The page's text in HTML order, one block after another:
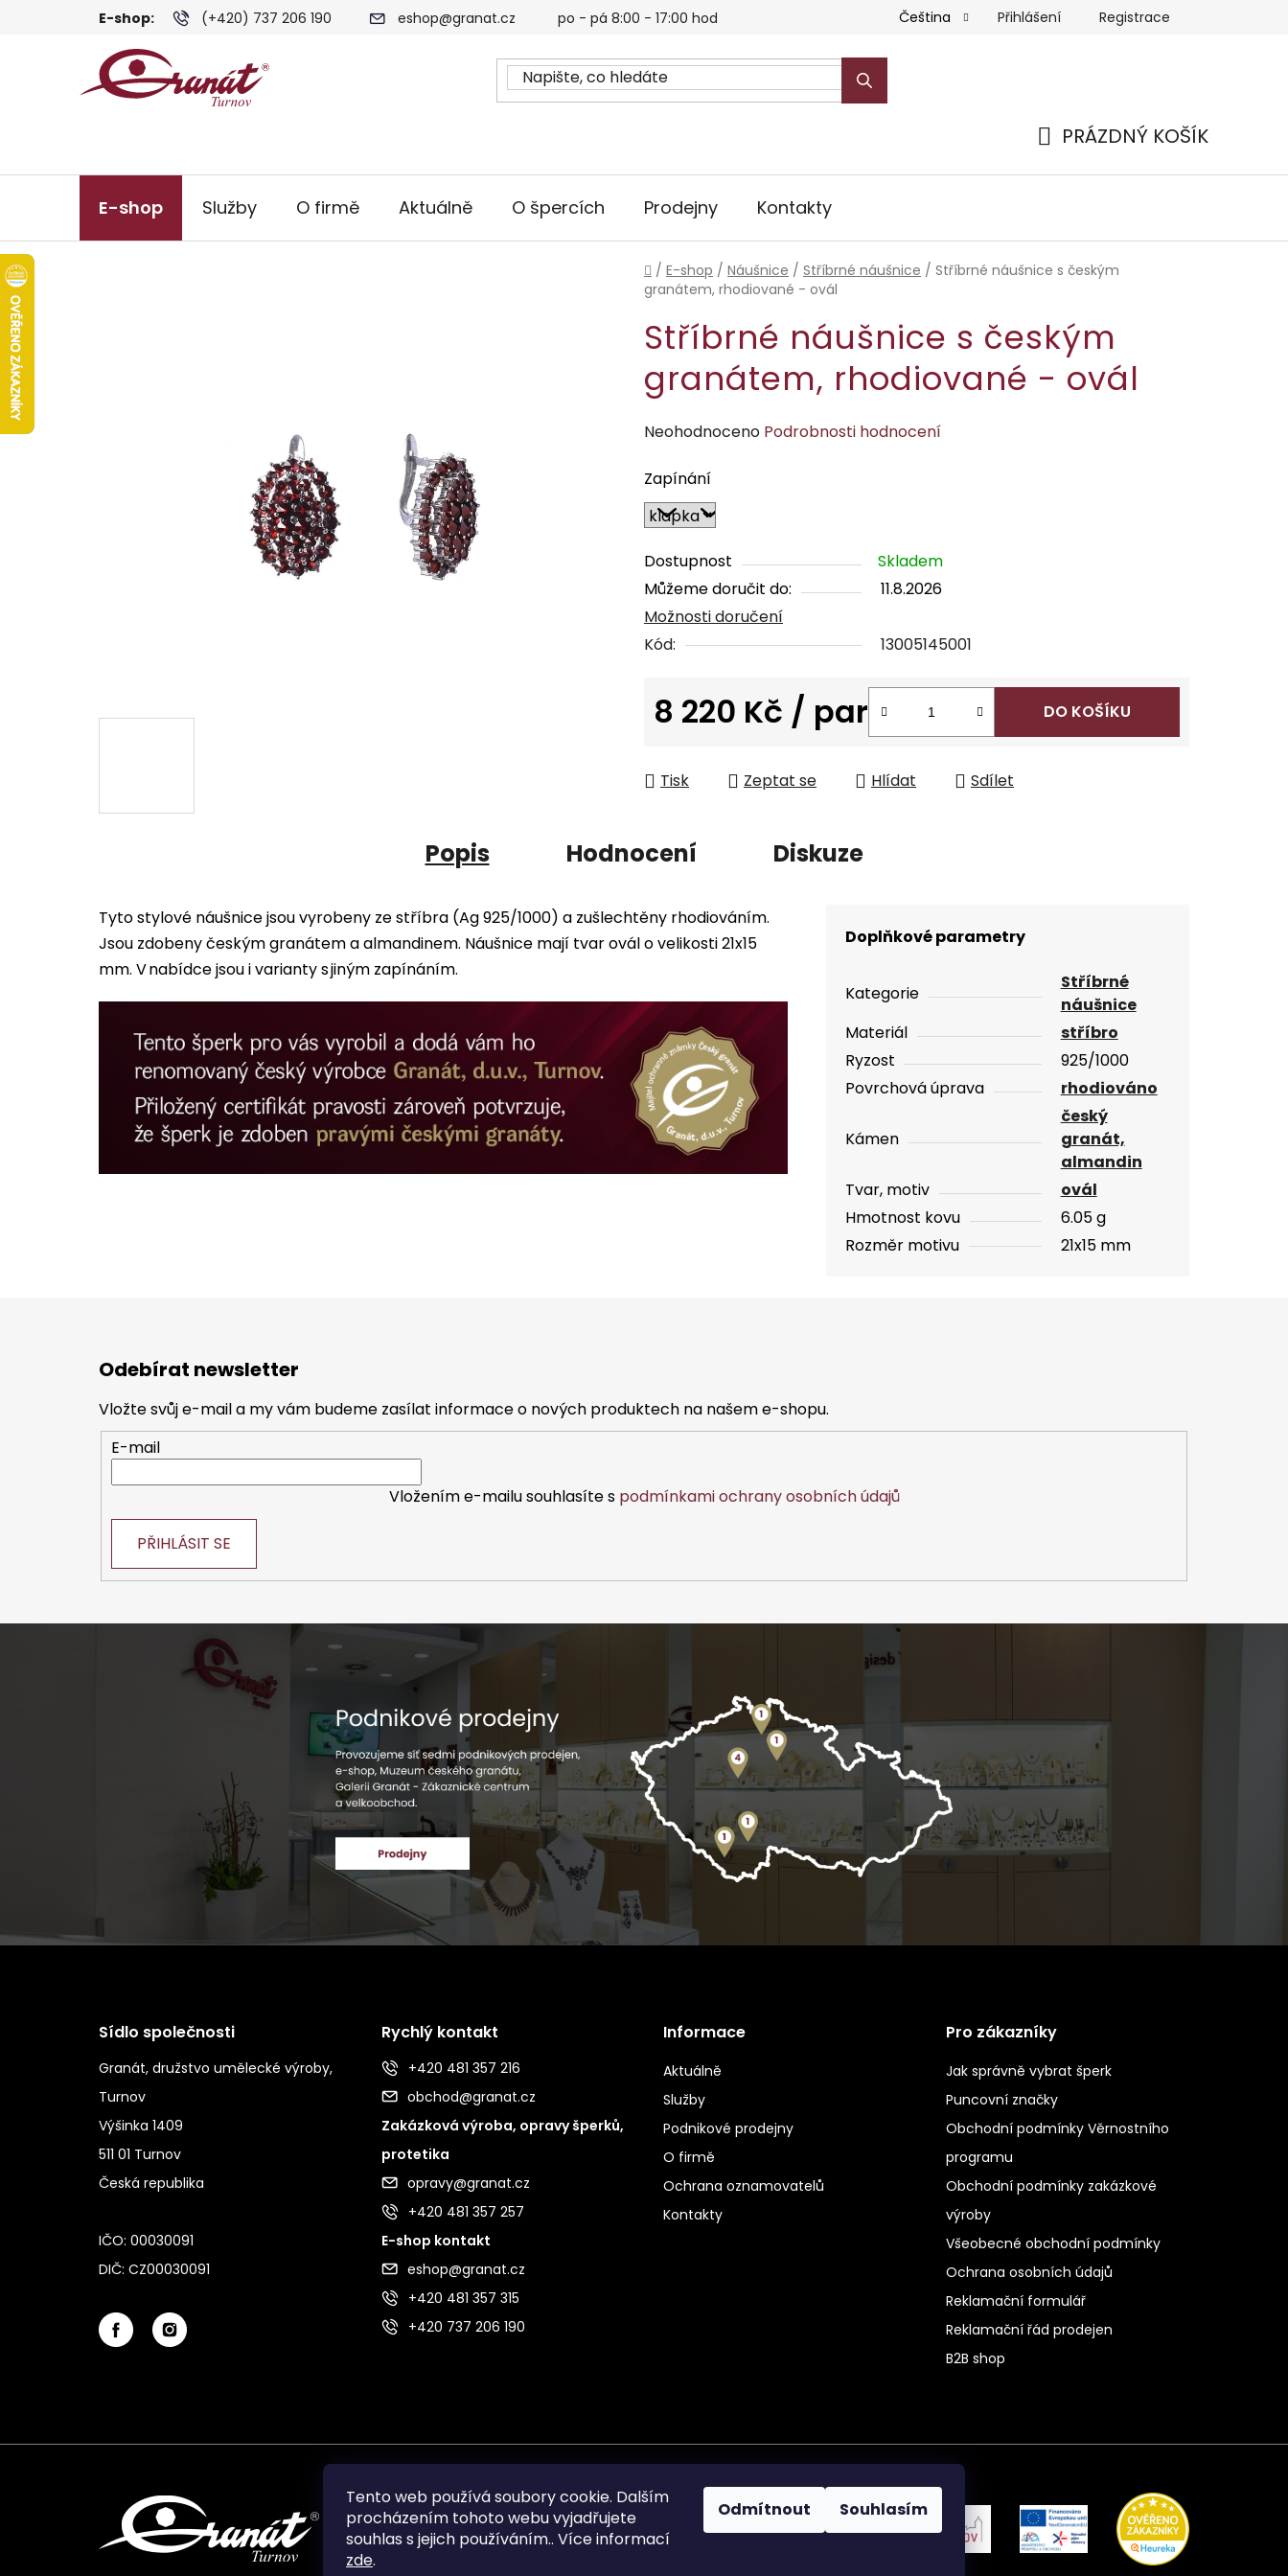
Tento web používá soubory cookie. Dalším
procházením tohoto webu vyjadřujete
souhlas s jejich používáním.. Více informací
zde.
Odmítnout Souhlasím
E-shop: (+420) 737 206 190 eshop@granat.cz po - pá 8:00 - 17:00 hod Čeština Přihlášení Registrace
PRÁZDNÝ KOŠÍK
E-shop Služby O firmě Aktuálně O špercích Prodejny Kontakty
Domů
/ E-shop / Náušnice / Stříbrné náušnice / Stříbrné náušnice s českým
granátem, rhodiované - ovál
Stříbrné náušnice s českým
granátem, rhodiované - ovál
Průměrné
produktu
je
0,0
z
5
hvězdiček.
Neohodnoceno Podrobnosti hodnocení
Zapínání
Dostupnost
Skladem
Můžeme doručit do:
11.8.2026
Možnosti doručení
Kód:
13005145001
8 220 Kč / par DO KOŠÍKU
Tisk Zeptat se Hlídat Sdílet
Popis Hodnocení Diskuze
Tyto stylové náušnice jsou vyrobeny ze stříbra (Ag 925/1000) a zušlechtěny rhodiováním.
Jsou zdobeny českým granátem a almandinem. Náušnice mají tvar ovál o velikosti 21x15
mm. V nabídce jsou i varianty s jiným zapínáním.
Doplňkové parametry
Kategorie
Stříbrné
náušnice
Materiál
stříbro
Ryzost
925/1000
Povrchová úprava
rhodiováno
Kámen
český
granát,
almandin
Tvar, motiv
ovál
Hmotnost kovu
6.05 g
Rozměr motivu
21x15 mm
Odebírat newsletter
Vložte svůj e-mail a my vám budeme zasílat informace o nových produktech na našem e-shopu.
E-mail
Vložením e-mailu souhlasíte s podmínkami ochrany osobních údajů
PŘIHLÁSIT SE
Sídlo společnosti
Granát, družstvo umělecké výroby,
Turnov
Výšinka 1409
511 01 Turnov
Česká republika
IČO: 00030091
DIČ: CZ00030091
Rychlý kontakt
+420 481 357 216
obchod@granat.cz
Zakázková výroba, opravy šperků,
protetika
opravy@granat.cz
+420 481 357 257
E-shop kontakt
eshop@granat.cz
+420 481 357 315
+420 737 206 190
Informace
Aktuálně
Služby
Podnikové prodejny
O firmě
Ochrana oznamovatelů
Kontakty
Pro zákazníky
Jak správně vybrat šperk
Puncovní značky
Obchodní podmínky Věrnostního
programu
Obchodní podmínky zakázkové
výroby
Všeobecné obchodní podmínky
Ochrana osobních údajů
Reklamační formulář
Reklamační řád prodejen
B2B shop